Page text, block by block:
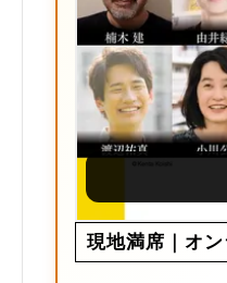
現地満席｜オ